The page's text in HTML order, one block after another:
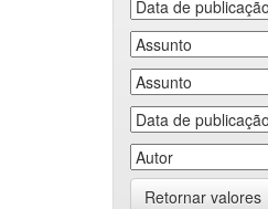
Retornar valores